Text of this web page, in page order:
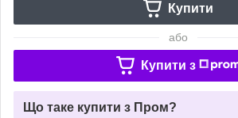
Купити
або
Купити з
Що таке купити з Пром?